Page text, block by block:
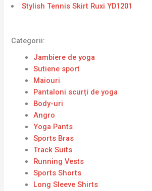
Stylish Tennis Skirt Ruxi YD1201
Categorii:
Jambiere de yoga
Sutiene sport
Maiouri
Pantaloni scurți de yoga
Body-uri
Angro
Yoga Pants
Sports Bras
Track Suits
Running Vests
Sports Shorts
Long Sleeve Shirts